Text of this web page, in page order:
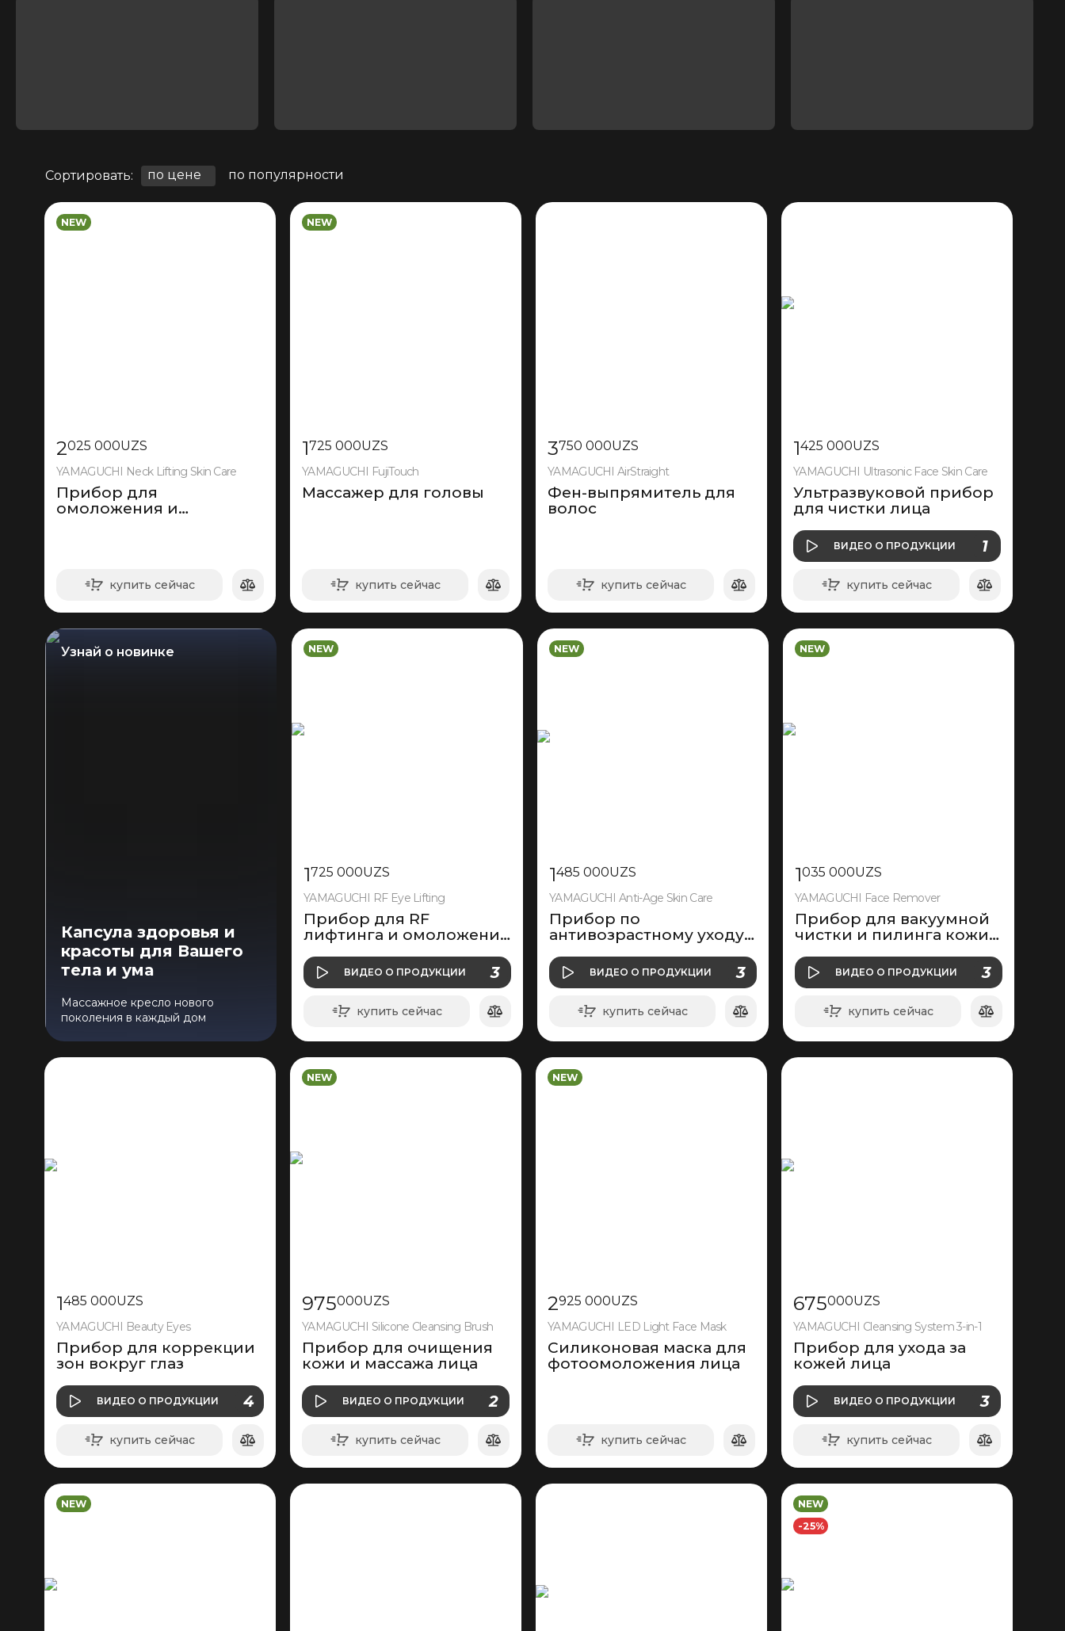
Сортировать: по цене по популярности
NEW
2025 000UZS
YAMAGUCHI Neck Lifting Skin Care
Прибор для
омоложения и
купить сейчас
в корзину
NEW
1725 000UZS
YAMAGUCHI FujiTouch
Массажер для головы
купить сейчас
в корзину
3750 000UZS
YAMAGUCHI AirStraight
Фен-выпрямитель для
волос
купить сейчас
в корзину
1425 000UZS
YAMAGUCHI Ultrasonic Face Skin Care
Ультразвуковой прибор
для чистки лица
ВИДЕО О ПРОДУКЦИИ
ВИДЕО
О ПРОДУКЦИИ 1
купить сейчас
в корзину
Узнай о новинке
Капсула здоровья и
красоты для Вашего
тела и ума
Массажное кресло нового
поколения в каждый дом
NEW
1725 000UZS
YAMAGUCHI RF Eye Lifting
Прибор для RF
лифтинга и омоложения
ВИДЕО О ПРОДУКЦИИ
ВИДЕО
О ПРОДУКЦИИ 3
купить сейчас
в корзину
NEW
1485 000UZS
YAMAGUCHI Anti-Age Skin Care
Прибор по
антивозрастному уходу
ВИДЕО О ПРОДУКЦИИ
ВИДЕО
О ПРОДУКЦИИ 3
купить сейчас
в корзину
NEW
1035 000UZS
YAMAGUCHI Face Remover
Прибор для вакуумной
чистки и пилинга кожи
ВИДЕО О ПРОДУКЦИИ
ВИДЕО
О ПРОДУКЦИИ 3
купить сейчас
в корзину
1485 000UZS
YAMAGUCHI Beauty Eyes
Прибор для коррекции
зон вокруг глаз
ВИДЕО О ПРОДУКЦИИ
ВИДЕО
О ПРОДУКЦИИ 4
купить сейчас
в корзину
NEW
975000UZS
YAMAGUCHI Silicone Cleansing Brush
Прибор для очищения
кожи и массажа лица
ВИДЕО О ПРОДУКЦИИ
ВИДЕО
О ПРОДУКЦИИ 2
купить сейчас
в корзину
NEW
2925 000UZS
YAMAGUCHI LED Light Face Mask
Силиконовая маска для
фотоомоложения лица
купить сейчас
в корзину
675000UZS
YAMAGUCHI Cleansing System 3-in-1
Прибор для ухода за
кожей лица
ВИДЕО О ПРОДУКЦИИ
ВИДЕО
О ПРОДУКЦИИ 3
купить сейчас
в корзину
NEW
NEW
-25%